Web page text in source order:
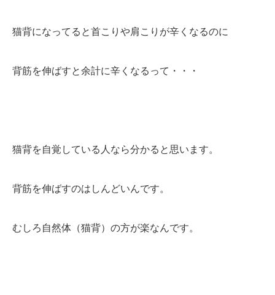
猫背になってると首こりや肩こりが辛くなるのに
背筋を伸ばすと余計に辛くなるって・・・
猫背を自覚している人なら分かると思います。
背筋を伸ばすのはしんどいんです。
むしろ自然体（猫背）の方が楽なんです。